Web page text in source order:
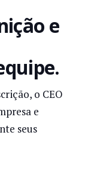
e
o CEO
e
seus